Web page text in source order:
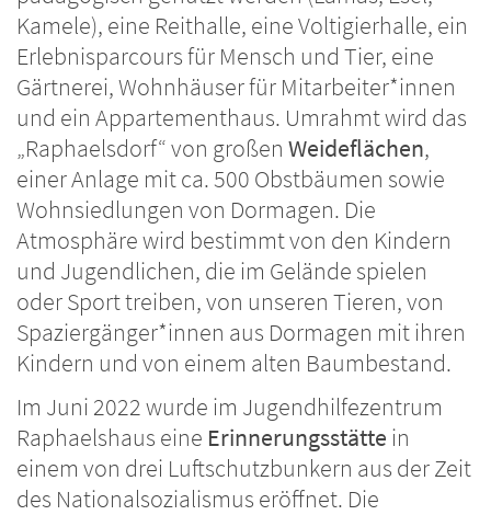
Kamele), eine Reithalle, eine Voltigierhalle, ein
Erlebnisparcours für Mensch und Tier, eine
Gärtnerei, Wohnhäuser für Mitarbeiter*innen
und ein Appartementhaus. Umrahmt wird das
„Raphaelsdorf“ von großen Weideflächen,
einer Anlage mit ca. 500 Obstbäumen sowie
Wohnsiedlungen von Dormagen. Die
Atmosphäre wird bestimmt von den Kindern
und Jugendlichen, die im Gelände spielen
oder Sport treiben, von unseren Tieren, von
Spaziergänger*innen aus Dormagen mit ihren
Kindern und von einem alten Baumbestand.
Im Juni 2022 wurde im Jugendhilfezentrum
Raphaelshaus eine Erinnerungsstätte in
einem von drei Luftschutzbunkern aus der Zeit
des Nationalsozialismus eröffnet. Die